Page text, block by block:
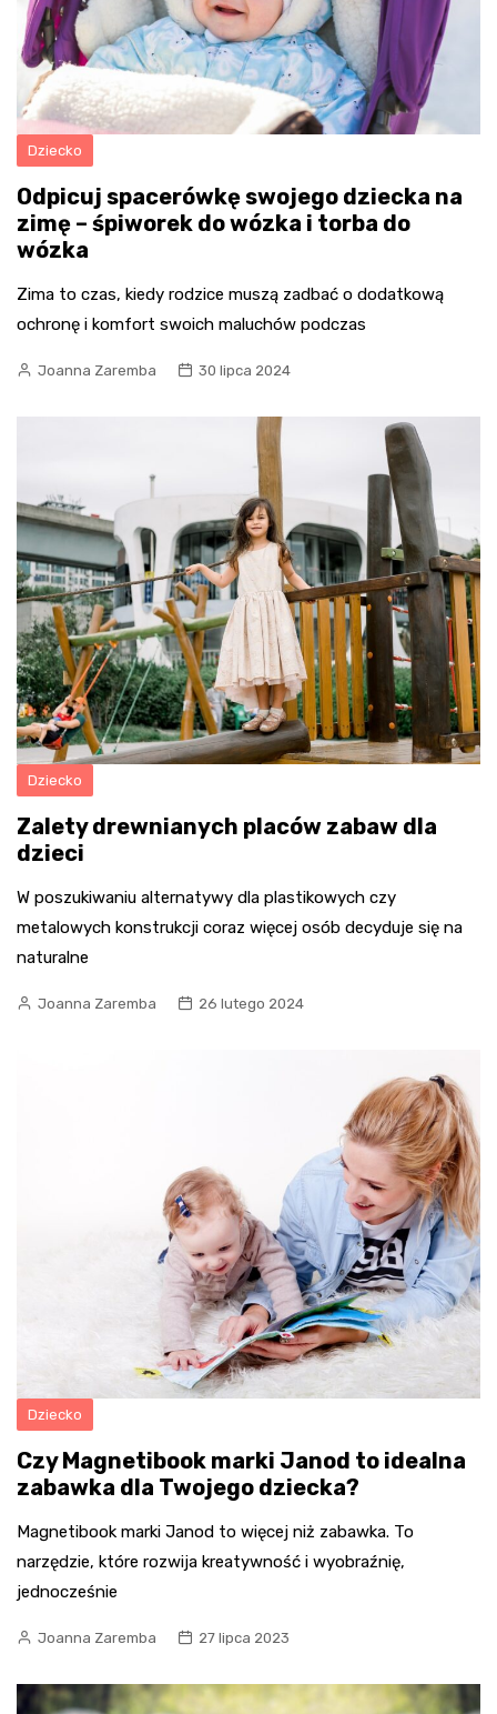
Dziecko
Odpicuj spacerówkę swojego dziecka na
zimę – śpiworek do wózka i torba do
wózka
Zima to czas, kiedy rodzice muszą zadbać o dodatkową
ochronę i komfort swoich maluchów podczas
Joanna Zaremba 30 lipca 2024
Dziecko
Zalety drewnianych placów zabaw dla
dzieci
W poszukiwaniu alternatywy dla plastikowych czy
metalowych konstrukcji coraz więcej osób decyduje się na
naturalne
Joanna Zaremba 26 lutego 2024
Dziecko
Czy Magnetibook marki Janod to idealna
zabawka dla Twojego dziecka?
Magnetibook marki Janod to więcej niż zabawka. To
narzędzie, które rozwija kreatywność i wyobraźnię,
jednocześnie
Joanna Zaremba 27 lipca 2023